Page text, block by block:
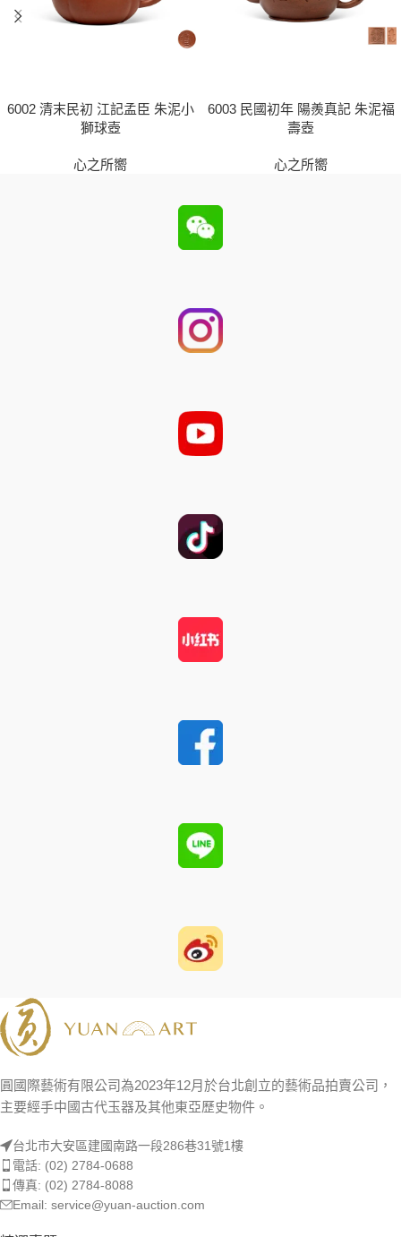
6002 清末民初 江記孟臣 朱泥小
獅球壺
心之所嚮
6003 民國初年 陽羨真記 朱泥福
壽壺
心之所嚮
圓國際藝術有限公司為2023年12月於台北創立的藝術品拍賣公司，
主要經手中國古代玉器及其他東亞歷史物件。
台北市大安區建國南路一段286巷31號1樓
電話: (02) 2784-0688
傳真: (02) 2784-8088
Email: service@yuan-auction.com